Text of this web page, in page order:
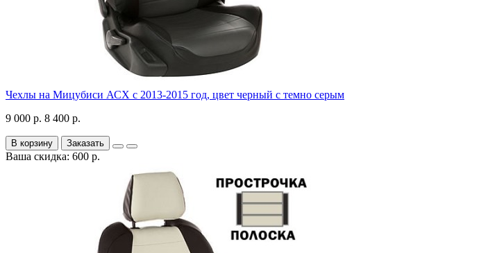
Чехлы на Мицубиси АСХ с 2013-2015 год, цвет черный с темно серым
9 000 р. 8 400 р.
В корзину Заказать
Ваша скидка: 600 р.